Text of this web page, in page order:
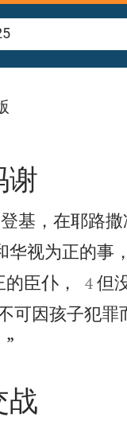
谢
基，在耶路
华视为正的事
臣仆，


4 但
可因孩子犯罪

战